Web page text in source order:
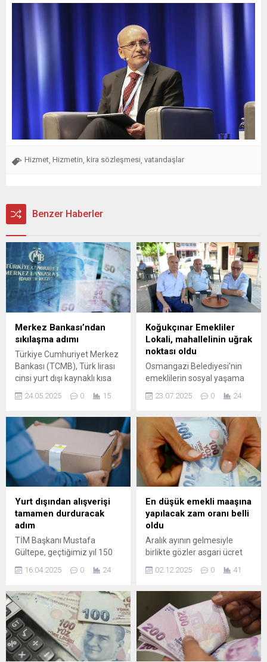
Hizmet, Hizmetin, kira sözleşmesi, vatandaşlar
Benzer Haberler
Merkez Bankası’ndan
sıkılaşma adımı
Türkiye Cumhuriyet Merkez
Bankası (TCMB), Türk lirası
cinsi yurt dışı kaynaklı kısa
zorunlu karşılıklar artırdığını
Makro finansal istikrarı
sağlamak ve parasal
aktarım mekanizmasını
güçlendirmek ...
24.05.2025 0 15
Koğukçınar Emekliler
Lokali, mahallelinin uğrak
noktası oldu
Osmangazi Belediyesi’nin
emeklilerin sosyal yaşama
amacıyla açtığı Koğukçınar
emeklilerin vazgeçilmez
mekanı haline geldi.
Osmangazi Belediyesi’nin
emeklilere yönelik sosyal
projeleri kapsamında hayata
geçirdiği Koğukçınar
Emekliler Lokali, kısa sürede
mahallenin en çok ziyaret
edilen alanlarından biri
hafta törenle hizmete açılan
lokal,...
23.07.2025 0 24
Yurt dışından alışverişi
tamamen durduracak
adım
TİM Başkanı Mustafa
Gültepe, geçtiğimiz yıl 150
eurodan 30 euroya
düşürülen gümrük
indirilebileceğini duyurdu.
Söz konusu adım, vergiler
ve kargo bedelleri dikkate
alındığında yurt dışından
alışverişi tamamen durma
noktasına getirebilir.
16.04.2025 0 24
En düşük emekli maaşına
yapılacak zam oranı belli
oldu
Aralık ayının gelmesiyle
birlikte gözler asgari ücret
ve emekli maaşlarına
yapılacak zam oranlarına
beklentilerin aksine 'refah
payı' uygulamasına
başvurmayacak olan iktidar,
en düşük emekli maaşına
yapılacak zammı da
şimdiden belirlemiş
02.12.2025 0 41